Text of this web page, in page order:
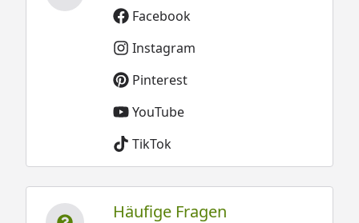
Facebook
Instagram
Pinterest
YouTube
TikTok
Häufige Fragen